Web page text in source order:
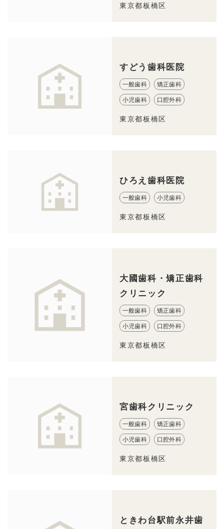
東京都板橋区
すどう歯科医院
一般歯科 矯正歯科
小児歯科 口腔外科
東京都板橋区
ひろえ歯科医院
一般歯科 小児歯科
東京都板橋区
大國歯科・矯正歯科
クリニック
一般歯科 矯正歯科
小児歯科 口腔外科
東京都板橋区
宮歯科クリニック
一般歯科 矯正歯科
小児歯科 口腔外科
東京都板橋区
ときわ台駅前永井歯